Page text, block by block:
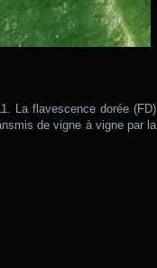
La flavescence dorée (FD)
de vigne à vigne par la